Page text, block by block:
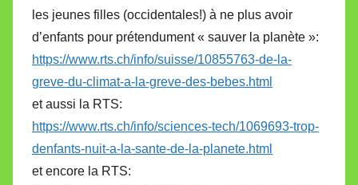
les jeunes filles (occidentales!) à ne plus avoir
d’enfants pour prétendument « sauver la planète »:
https://www.rts.ch/info/suisse/10855763-de-la-
greve-du-climat-a-la-greve-des-bebes.html
et aussi la RTS:
https://www.rts.ch/info/sciences-tech/1069693-trop-
denfants-nuit-a-la-sante-de-la-planete.html
et encore la RTS: